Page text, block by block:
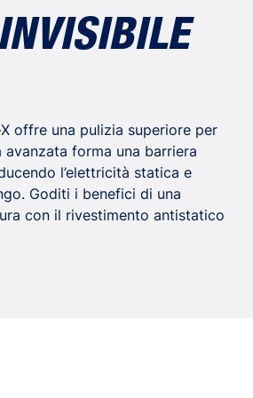
offre una pulizia superiore per
forma una barriera
l’elettricità statica e
Goditi i benefici di una
con il rivestimento antistatico